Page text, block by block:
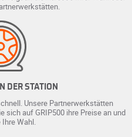
DER STATION
Unsere Partnerwerkstätten
sich auf GRIP500 ihre Preise an und
Wahl.